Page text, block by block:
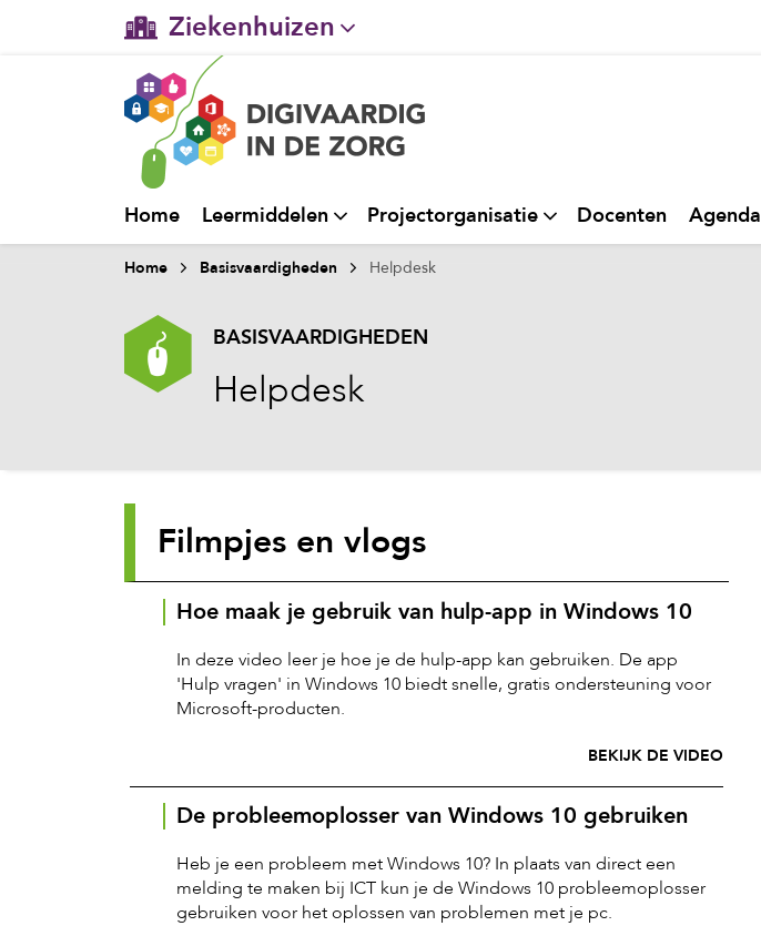
Ziekenhuizen
Gehandicaptenzorg
Verpleeghuiszorg & Zorg thuis
Huisartsenzorg
Home Leermiddelen Projectorganisatie Docenten Agenda
Home Basisvaardigheden Helpdesk
BASISVAARDIGHEDEN
Helpdesk
Filmpjes en vlogs
Hoe maak je gebruik van hulp-app in Windows 10
In deze video leer je hoe je de hulp-app kan gebruiken. De app
'Hulp vragen' in Windows 10 biedt snelle, gratis ondersteuning voor
Microsoft-producten.
BEKIJK DE VIDEO
De probleemoplosser van Windows 10 gebruiken
Heb je een probleem met Windows 10? In plaats van direct een
melding te maken bij ICT kun je de Windows 10 probleemoplosser
gebruiken voor het oplossen van problemen met je pc.